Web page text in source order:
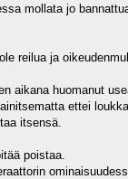
mollata jo
reilua ja
aikana huomanut
ettei
itsensä.
poistaa.